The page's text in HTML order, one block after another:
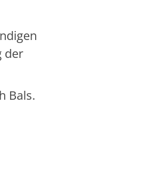
der
Bals.